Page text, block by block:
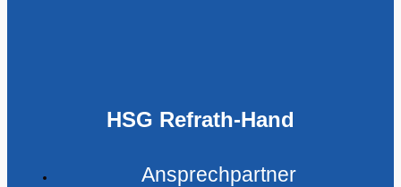
HSG Refrath-Hand
Ansprechpartner